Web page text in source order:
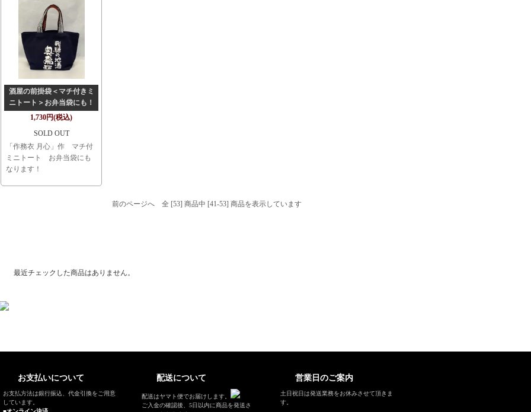
酒屋の前掛袋＜マチ付きミ
ニトート＞お弁当袋にも！
1,730円(税込)
SOLD OUT
「作務衣 月心」作 マチ付
ミニトート お弁当袋にも
なります！
前のページへ 全 [53] 商品中 [41-53] 商品を表示しています
最近チェックした商品はありません。
お支払いについて
お支払方法は銀行振込、代金引換をご用意
しています。
配送について
配送はヤマト便でお届けします。
ご入金の確認後、5日以内に商品を発送さ
営業日のご案内
土日祝日は発送業務をお休みさせて頂きま
す。